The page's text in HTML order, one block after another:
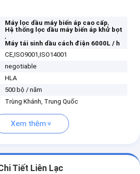
Máy lọc dầu máy biến áp cao cấp,
Hệ thống lọc dầu máy biến áp khử bọt
,
Máy tái sinh dầu cách điện 6000L / h
CE,ISO9001,ISO14001
negotiable
HLA
500 bộ / năm
Trùng Khánh, Trung Quốc
Xem thêm
Tiết Liên Lạc